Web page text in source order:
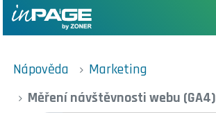
Nápověda
Marketing
Měření návštěvnosti webu (GA4)